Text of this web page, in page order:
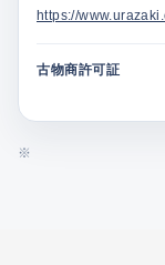
https://
古物商許可証
※